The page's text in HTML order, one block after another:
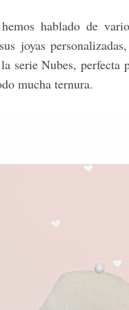
hablado de
joyas
serie Nubes, perfecta
mucha ternura.